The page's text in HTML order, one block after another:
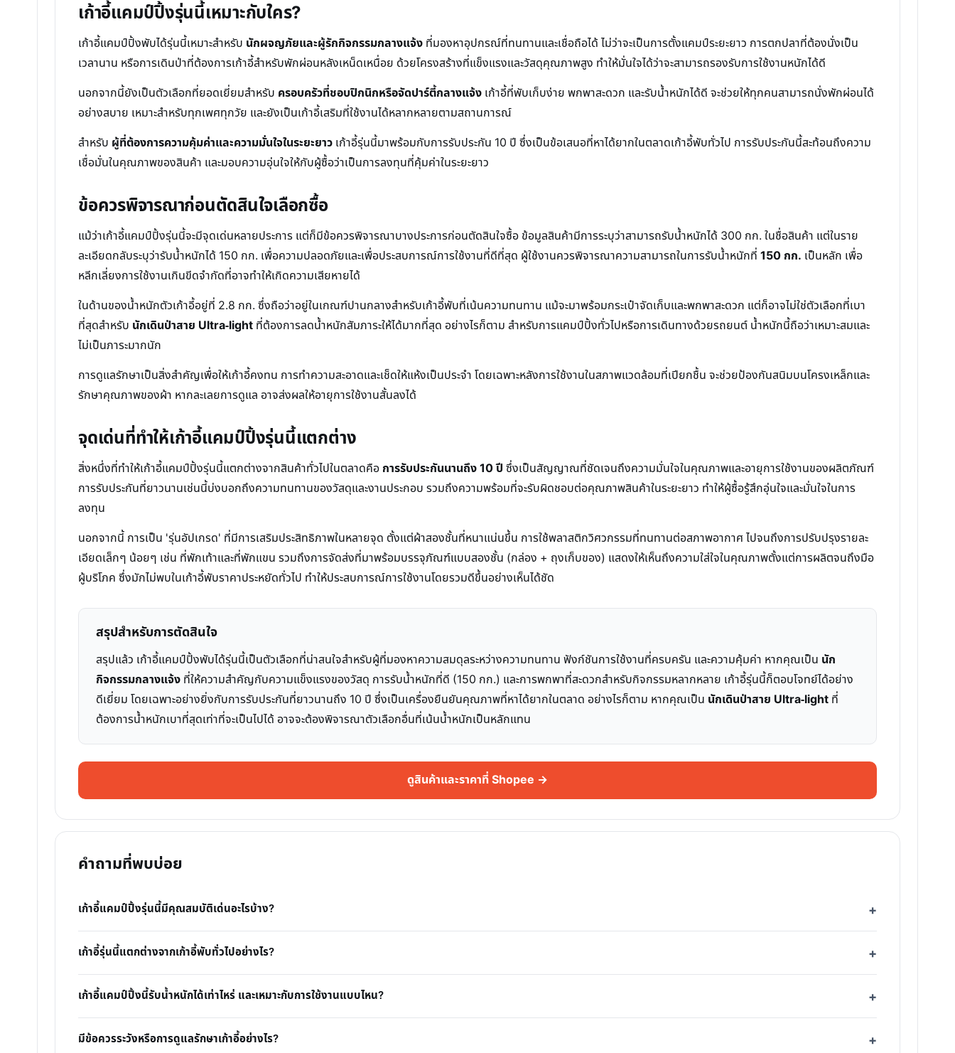
เก้าอี้แคมป์ปิ้งรุ่นนี้เหมาะกับใคร?
เก้าอี้แคมป์ปิ้งพับได้รุ่นนี้เหมาะสำหรับ นักผจญภัยและผู้รักกิจกรรมกลางแจ้ง ที่มองหาอุปกรณ์ที่ทนทานและเชื่อถือได้ ไม่ว่าจะเป็นการตั้งแคมป์ระยะยาว การตกปลาที่ต้องนั่งเป็น
เวลานาน หรือการเดินป่าที่ต้องการเก้าอี้สำหรับพักผ่อนหลังเหน็ดเหนื่อย ด้วยโครงสร้างที่แข็งแรงและวัสดุคุณภาพสูง ทำให้มั่นใจได้ว่าจะสามารถรองรับการใช้งานหนักได้ดี
นอกจากนี้ยังเป็นตัวเลือกที่ยอดเยี่ยมสำหรับ ครอบครัวที่ชอบปิกนิกหรือจัดปาร์ตี้กลางแจ้ง เก้าอี้ที่พับเก็บง่าย พกพาสะดวก และรับน้ำหนักได้ดี จะช่วยให้ทุกคนสามารถนั่งพักผ่อนได้
อย่างสบาย เหมาะสำหรับทุกเพศทุกวัย และยังเป็นเก้าอี้เสริมที่ใช้งานได้หลากหลายตามสถานการณ์
สำหรับ ผู้ที่ต้องการความคุ้มค่าและความมั่นใจในระยะยาว เก้าอี้รุ่นนี้มาพร้อมกับการรับประกัน 10 ปี ซึ่งเป็นข้อเสนอที่หาได้ยากในตลาดเก้าอี้พับทั่วไป การรับประกันนี้สะท้อนถึงความ
เชื่อมั่นในคุณภาพของสินค้า และมอบความอุ่นใจให้กับผู้ซื้อว่าเป็นการลงทุนที่คุ้มค่าในระยะยาว
ข้อควรพิจารณาก่อนตัดสินใจเลือกซื้อ
แม้ว่าเก้าอี้แคมป์ปิ้งรุ่นนี้จะมีจุดเด่นหลายประการ แต่ก็มีข้อควรพิจารณาบางประการก่อนตัดสินใจซื้อ ข้อมูลสินค้ามีการระบุว่าสามารถรับน้ำหนักได้ 300 กก. ในชื่อสินค้า แต่ในราย
ละเอียดกลับระบุว่ารับน้ำหนักได้ 150 กก. เพื่อความปลอดภัยและเพื่อประสบการณ์การใช้งานที่ดีที่สุด ผู้ใช้งานควรพิจารณาความสามารถในการรับน้ำหนักที่ 150 กก. เป็นหลัก เพื่อ
หลีกเลี่ยงการใช้งานเกินขีดจำกัดที่อาจทำให้เกิดความเสียหายได้
ในด้านของน้ำหนักตัวเก้าอี้อยู่ที่ 2.8 กก. ซึ่งถือว่าอยู่ในเกณฑ์ปานกลางสำหรับเก้าอี้พับที่เน้นความทนทาน แม้จะมาพร้อมกระเป๋าจัดเก็บและพกพาสะดวก แต่ก็อาจไม่ใช่ตัวเลือกที่เบา
ที่สุดสำหรับ นักเดินป่าสาย Ultra-light ที่ต้องการลดน้ำหนักสัมภาระให้ได้มากที่สุด อย่างไรก็ตาม สำหรับการแคมป์ปิ้งทั่วไปหรือการเดินทางด้วยรถยนต์ น้ำหนักนี้ถือว่าเหมาะสมและ
ไม่เป็นภาระมากนัก
การดูแลรักษาเป็นสิ่งสำคัญเพื่อให้เก้าอี้คงทน การทำความสะอาดและเช็ดให้แห้งเป็นประจำ โดยเฉพาะหลังการใช้งานในสภาพแวดล้อมที่เปียกชื้น จะช่วยป้องกันสนิมบนโครงเหล็กและ
รักษาคุณภาพของผ้า หากละเลยการดูแล อาจส่งผลให้อายุการใช้งานสั้นลงได้
จุดเด่นที่ทำให้เก้าอี้แคมป์ปิ้งรุ่นนี้แตกต่าง
สิ่งหนึ่งที่ทำให้เก้าอี้แคมป์ปิ้งรุ่นนี้แตกต่างจากสินค้าทั่วไปในตลาดคือ การรับประกันนานถึง 10 ปี ซึ่งเป็นสัญญาณที่ชัดเจนถึงความมั่นใจในคุณภาพและอายุการใช้งานของผลิตภัณฑ์
การรับประกันที่ยาวนานเช่นนี้บ่งบอกถึงความทนทานของวัสดุและงานประกอบ รวมถึงความพร้อมที่จะรับผิดชอบต่อคุณภาพสินค้าในระยะยาว ทำให้ผู้ซื้อรู้สึกอุ่นใจและมั่นใจในการ
ลงทุน
นอกจากนี้ การเป็น 'รุ่นอัปเกรด' ที่มีการเสริมประสิทธิภาพในหลายจุด ตั้งแต่ผ้าสองชั้นที่หนาแน่นขึ้น การใช้พลาสติกวิศวกรรมที่ทนทานต่อสภาพอากาศ ไปจนถึงการปรับปรุงรายละ
เอียดเล็กๆ น้อยๆ เช่น ที่พักเท้าและที่พักแขน รวมถึงการจัดส่งที่มาพร้อมบรรจุภัณฑ์แบบสองชั้น (กล่อง + ถุงเก็บของ) แสดงให้เห็นถึงความใส่ใจในคุณภาพตั้งแต่การผลิตจนถึงมือ
ผู้บริโภค ซึ่งมักไม่พบในเก้าอี้พับราคาประหยัดทั่วไป ทำให้ประสบการณ์การใช้งานโดยรวมดีขึ้นอย่างเห็นได้ชัด
สรุปสำหรับการตัดสินใจ
สรุปแล้ว เก้าอี้แคมป์ปิ้งพับได้รุ่นนี้เป็นตัวเลือกที่น่าสนใจสำหรับผู้ที่มองหาความสมดุลระหว่างความทนทาน ฟังก์ชันการใช้งานที่ครบครัน และความคุ้มค่า หากคุณเป็น นัก
กิจกรรมกลางแจ้ง ที่ให้ความสำคัญกับความแข็งแรงของวัสดุ การรับน้ำหนักที่ดี (150 กก.) และการพกพาที่สะดวกสำหรับกิจกรรมหลากหลาย เก้าอี้รุ่นนี้ก็ตอบโจทย์ได้อย่าง
ดีเยี่ยม โดยเฉพาะอย่างยิ่งกับการรับประกันที่ยาวนานถึง 10 ปี ซึ่งเป็นเครื่องยืนยันคุณภาพที่หาได้ยากในตลาด อย่างไรก็ตาม หากคุณเป็น นักเดินป่าสาย Ultra-light ที่
ต้องการน้ำหนักเบาที่สุดเท่าที่จะเป็นไปได้ อาจจะต้องพิจารณาตัวเลือกอื่นที่เน้นน้ำหนักเป็นหลักแทน
ดูสินค้าและราคาที่ Shopee →
คำถามที่พบบ่อย
เก้าอี้แคมป์ปิ้งรุ่นนี้มีคุณสมบัติเด่นอะไรบ้าง?
เก้าอี้รุ่นนี้แตกต่างจากเก้าอี้พับทั่วไปอย่างไร?
เก้าอี้แคมป์ปิ้งนี้รับน้ำหนักได้เท่าไหร่ และเหมาะกับการใช้งานแบบไหน?
มีข้อควรระวังหรือการดูแลรักษาเก้าอี้อย่างไร?